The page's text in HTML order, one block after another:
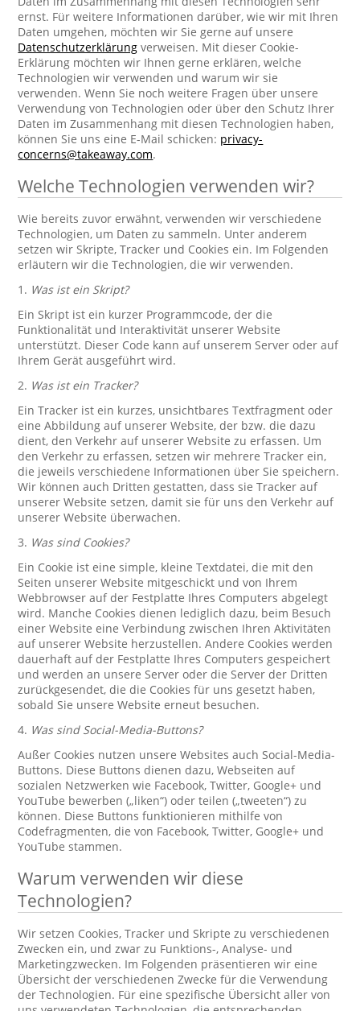
ernst. Für weitere Informationen darüber, wie wir mit Ihren
Daten umgehen, möchten wir Sie gerne auf unsere
Datenschutzerklärung verweisen. Mit dieser Cookie-
Erklärung möchten wir Ihnen gerne erklären, welche
Technologien wir verwenden und warum wir sie
verwenden. Wenn Sie noch weitere Fragen über unsere
Verwendung von Technologien oder über den Schutz Ihrer
Daten im Zusammenhang mit diesen Technologien haben,
können Sie uns eine E-Mail schicken: privacy-
concerns@takeaway.com.
Welche Technologien verwenden wir?
Wie bereits zuvor erwähnt, verwenden wir verschiedene
Technologien, um Daten zu sammeln. Unter anderem
setzen wir Skripte, Tracker und Cookies ein. Im Folgenden
erläutern wir die Technologien, die wir verwenden.
1. Was ist ein Skript?
Ein Skript ist ein kurzer Programmcode, der die
Funktionalität und Interaktivität unserer Website
unterstützt. Dieser Code kann auf unserem Server oder auf
Ihrem Gerät ausgeführt wird.
2. Was ist ein Tracker?
Ein Tracker ist ein kurzes, unsichtbares Textfragment oder
eine Abbildung auf unserer Website, der bzw. die dazu
dient, den Verkehr auf unserer Website zu erfassen. Um
den Verkehr zu erfassen, setzen wir mehrere Tracker ein,
die jeweils verschiedene Informationen über Sie speichern.
Wir können auch Dritten gestatten, dass sie Tracker auf
unserer Website setzen, damit sie für uns den Verkehr auf
unserer Website überwachen.
3. Was sind Cookies?
Ein Cookie ist eine simple, kleine Textdatei, die mit den
Seiten unserer Website mitgeschickt und von Ihrem
Webbrowser auf der Festplatte Ihres Computers abgelegt
wird. Manche Cookies dienen lediglich dazu, beim Besuch
einer Website eine Verbindung zwischen Ihren Aktivitäten
auf unserer Website herzustellen. Andere Cookies werden
dauerhaft auf der Festplatte Ihres Computers gespeichert
und werden an unsere Server oder die Server der Dritten
zurückgesendet, die die Cookies für uns gesetzt haben,
sobald Sie unsere Website erneut besuchen.
4. Was sind Social-Media-Buttons?
Außer Cookies nutzen unsere Websites auch Social-Media-
Buttons. Diese Buttons dienen dazu, Webseiten auf
sozialen Netzwerken wie Facebook, Twitter, Google+ und
YouTube bewerben („liken“) oder teilen („tweeten“) zu
können. Diese Buttons funktionieren mithilfe von
Codefragmenten, die von Facebook, Twitter, Google+ und
YouTube stammen.
Warum verwenden wir diese
Technologien?
Wir setzen Cookies, Tracker und Skripte zu verschiedenen
Zwecken ein, und zwar zu Funktions-, Analyse- und
Marketingzwecken. Im Folgenden präsentieren wir eine
Übersicht der verschiedenen Zwecke für die Verwendung
der Technologien. Für eine spezifische Übersicht aller von